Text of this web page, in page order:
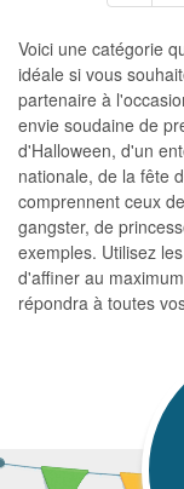
Voici une catégorie
idéale si vous
partenaire à
envie soudaine de
d'Halloween, d'un
nationale, de la fête
comprennent ceux
gangster, de
exemples. Utilisez
d'affiner au
répondra à toutes